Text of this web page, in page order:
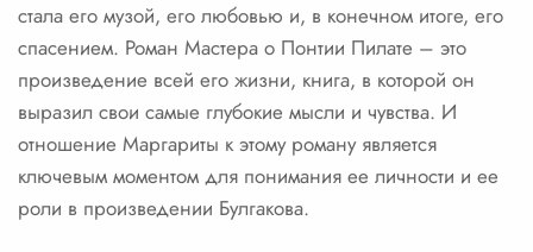
стала его музой, его любовью и, в конечном итоге, его
спасением. Роман Мастера о Понтии Пилате – это
произведение всей его жизни, книга, в которой он
выразил свои самые глубокие мысли и чувства. И
отношение Маргариты к этому роману является
ключевым моментом для понимания ее личности и ее
роли в произведении Булгакова.